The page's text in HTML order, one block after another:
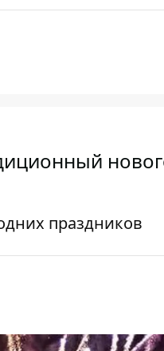
праздников